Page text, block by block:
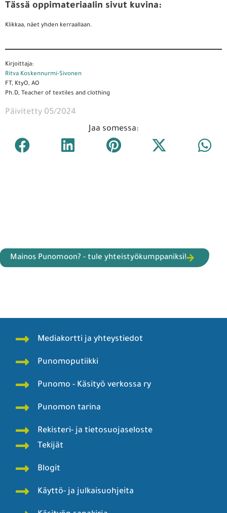
Tässä oppimateriaalin sivut kuvina:
Klikkaa, näet yhden kerraallaan.
Kirjoittaja:
Ritva Koskennurmi-Sivonen
FT, KtyO, AO
Ph.D, Teacher of textiles and clothing
Päivitetty 05/2024
Jaa somessa:
Mainos Punomoon? - tule yhteistyökumppaniksi!
Mediakortti ja yhteystiedot
Punomoputiikki
Punomo - Käsityö verkossa ry
Punomon tarina
Rekisteri- ja tietosuojaseloste
Tekijät
Blogit
Käyttö- ja julkaisuohjeita